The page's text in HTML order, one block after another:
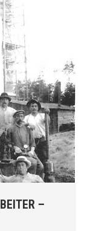
– D